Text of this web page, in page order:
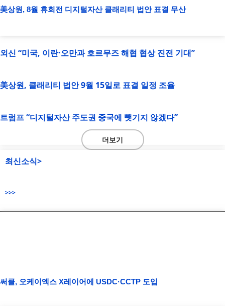
美상원, 8월 휴회전 디지털자산 클래리티 법안 표결 무산
외신 “미국, 이란·오만과 호르무즈 해협 협상 진전 기대”
美상원, 클래리티 법안 9월 15일로 표결 일정 조율
트럼프 “디지털자산 주도권 중국에 뺏기지 않겠다”
더보기
최신소식>
>>>
써클, 오케이엑스 X레이어에 USDC·CCTP 도입